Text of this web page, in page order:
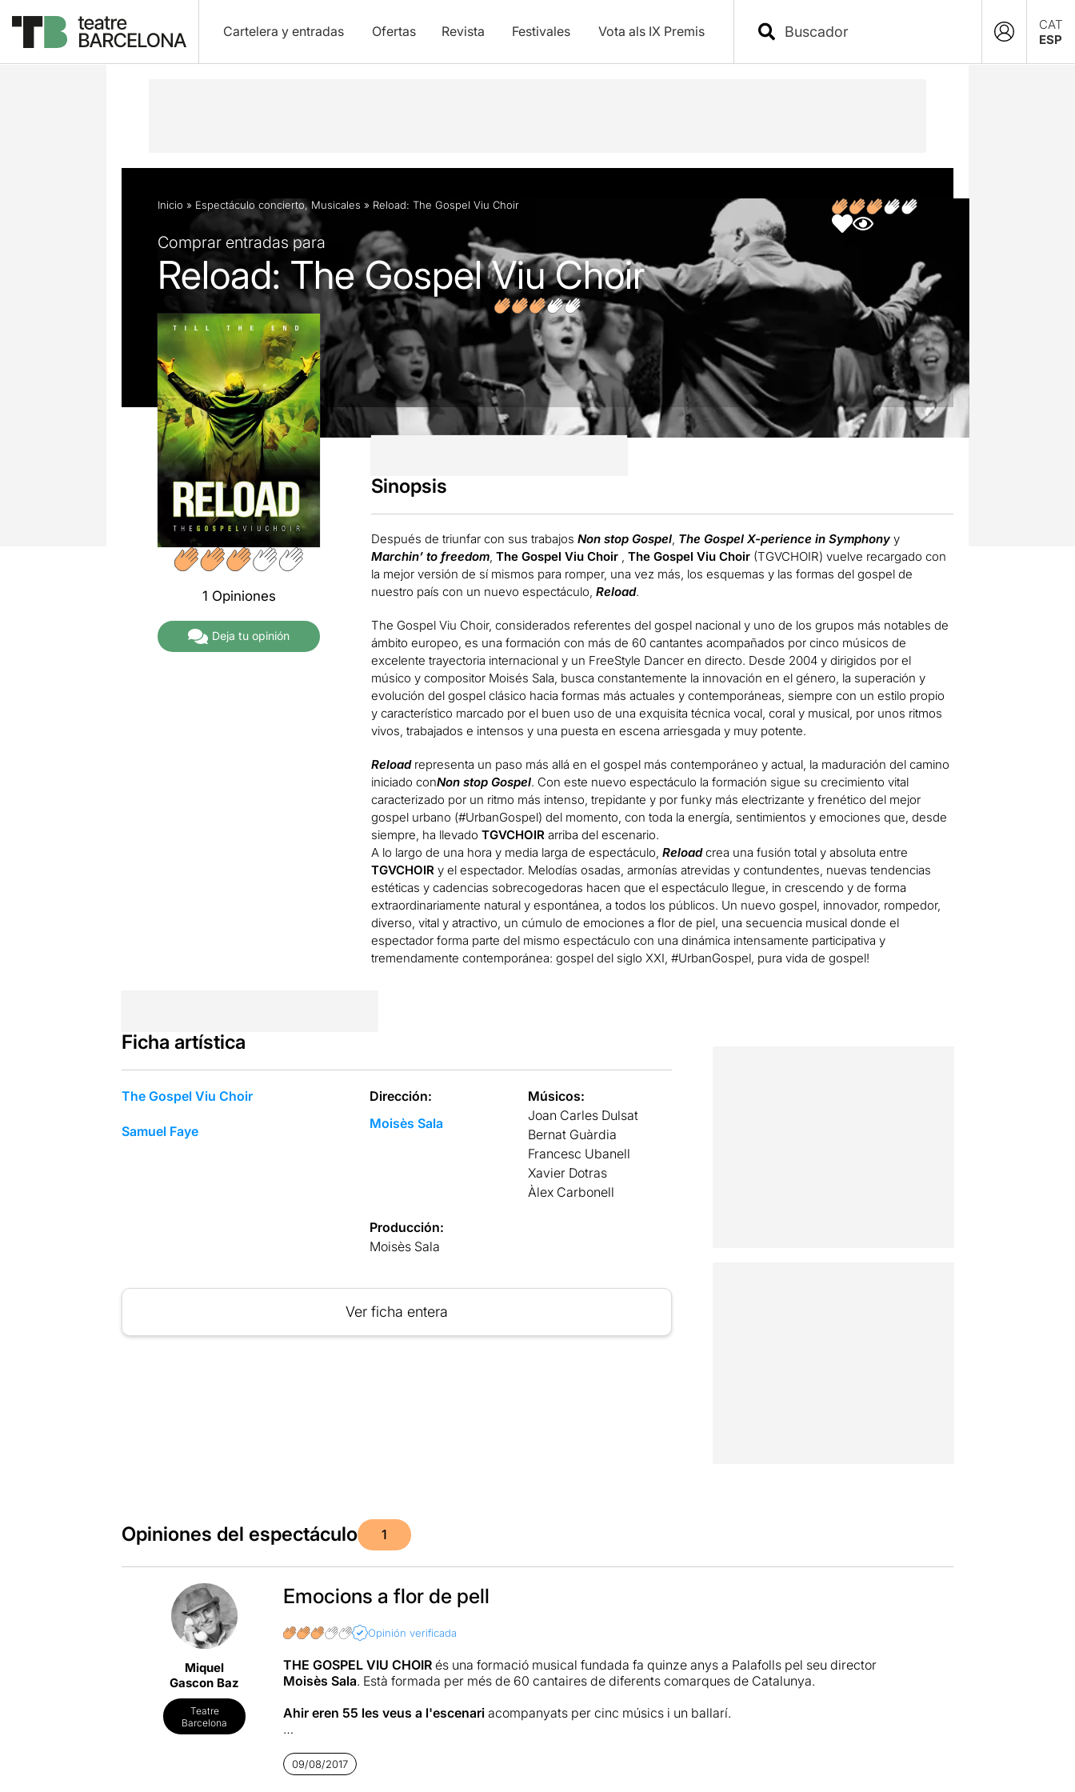
Cartelera y entradas Ofertas Revista Festivales Vota als IX Premis
CAT
ESP
Descripción Ficha artística Opiniones
Inicio » Espectáculo concierto, Musicales » Reload: The Gospel Viu Choir
Comprar entradas para
Reload: The Gospel Viu Choir
1 Opiniones
Deja tu opinión
Sinopsis
Después de triunfar con sus trabajos Non stop Gospel, The Gospel X-perience in Symphonyy
Marchin’ to freedom, The Gospel Viu Choir, The Gospel Viu Choir(TGVCHOIR) vuelve recargado con
la mejor versión de sí mismos para romper, una vez más, los esquemas y las formas del gospel de
nuestro país con un nuevo espectáculo, Reload.
The Gospel Viu Choir, considerados referentes del gospel nacional y uno de los grupos más notables de
ámbito europeo, es una formación con más de 60 cantantes acompañados por cinco músicos de
excelente trayectoria internacional y un FreeStyle Dancer en directo. Desde 2004 y dirigidos por el
músico y compositor Moisés Sala, busca constantemente la innovación en el género, la superación y
evolución del gospel clásico hacia formas más actuales y contemporáneas, siempre con un estilo propio
y característico marcado por el buen uso de una exquisita técnica vocal, coral y musical, por unos ritmos
vivos, trabajados e intensos y una puesta en escena arriesgada y muy potente.
Reloadrepresenta un paso más allá en el gospel más contemporáneo y actual, la maduración del camino
iniciado conNon stop Gospel. Con este nuevo espectáculo la formación sigue su crecimiento vital
caracterizado por un ritmo más intenso, trepidante y por funky más electrizante y frenético del mejor
gospel urbano (#UrbanGospel) del momento, con toda la energía, sentimientos y emociones que, desde
siempre, ha llevado TGVCHOIR arriba del escenario.
A lo largo de una hora y media larga de espectáculo, Reloadcrea una fusión total y absoluta entre
TGVCHOIR y el espectador. Melodías osadas, armonías atrevidas y contundentes, nuevas tendencias
estéticas y cadencias sobrecogedoras hacen que el espectáculo llegue, in crescendo y de forma
extraordinariamente natural y espontánea, a todos los públicos. Un nuevo gospel, innovador, rompedor,
diverso, vital y atractivo, un cúmulo de emociones a flor de piel, una secuencia musical donde el
espectador forma parte del mismo espectáculo con una dinámica intensamente participativa y
tremendamente contemporánea: gospel del siglo XXI, #UrbanGospel, pura vida de gospel!
Ficha artística
The Gospel Viu Choir
Samuel Faye
Dirección:
Moisès Sala
Músicos:
Joan Carles Dulsat
Bernat Guàrdia
Francesc Ubanell
Xavier Dotras
Àlex Carbonell
Producción:
Moisès Sala
Ver ficha entera
Opiniones del espectáculo 1
Miquel
Gascon Baz
Teatre
Barcelona
Emocions a flor de pell
Opinión verificada
THE GOSPEL VIU CHOIRés una formació musical fundada fa quinze anys a Palafolls pel seu director
Moisès Sala. Està formada per més de 60 cantaires de diferents comarques de Catalunya.
Ahir eren 55 les veus a l'escenariacompanyats per cinc músics i un ballarí.
nacional i europeu.
09/08/2017